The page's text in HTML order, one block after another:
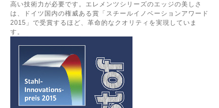
高い技術力が必要です。エレメンツシリーズのエッジの美しさ
は、ドイツ国内の権威ある賞「スチールイノベーションアワード
2015」で受賞するほど、革命的なクオリティを実現していま
す。